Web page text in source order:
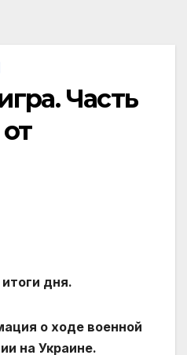
Часть
дня.
о ходе военной
на Украине.